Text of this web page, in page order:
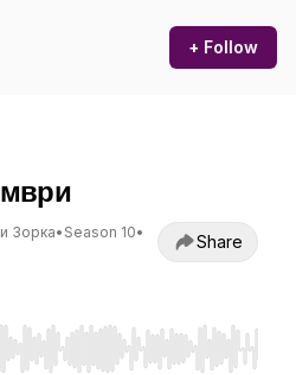
+ Follow
Зорка• Season 10•
Share
to seek, Home/End to jump to